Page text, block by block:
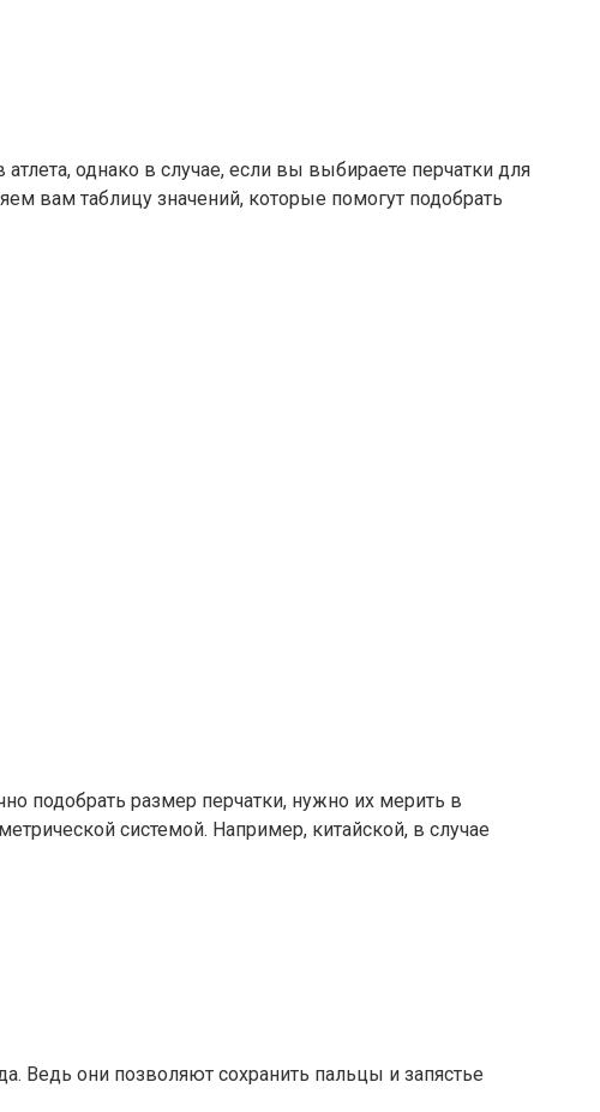
однако в случае, если вы выбираете перчатки для
вам таблицу значений, которые помогут подобрать
подобрать размер перчатки, нужно их мерить в
системой. Например, китайской, в случае
Ведь они позволяют сохранить пальцы и запястье